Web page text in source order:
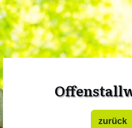
zurück